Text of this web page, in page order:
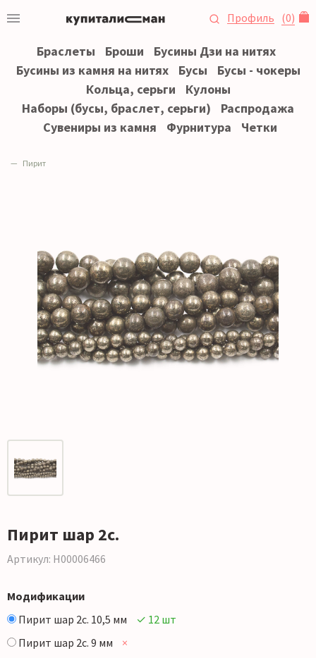
Профиль (0)
Браслеты Броши
Бусины Дзи на нитях
Бусины из камня на нитях
Бусы
Бусы - чокеры
Кольца, серьги
Кулоны
Наборы (бусы, браслет, серьги)
Распродажа
Сувениры из камня
Фурнитура Четки
Пирит
Пирит шар 2с.
Артикул: Н00006466
Модификации
Пирит шар 2с. 10,5 мм
✓ 12 шт
Пирит шар 2с. 9 мм
×